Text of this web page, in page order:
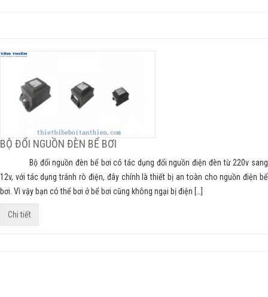
BỘ ĐỔI NGUỒN ĐÈN BỂ BƠI
Bộ đổi nguồn đèn bể bơi có tác dụng đổi nguồn điện đèn từ 220v sang
12v, với tác dụng tránh rò điện, đây chính là thiết bị an toàn cho nguồn điện bể
bơi. Vì vậy bạn có thể bơi ở bể bơi cũng không ngại bị điện […]
Chi tiết